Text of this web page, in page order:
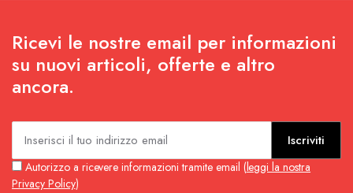
Ricevi le nostre email per informazioni
su nuovi articoli, offerte e altro
ancora.
Iscriviti
Autorizzo a ricevere informazioni tramite email (leggi la nostra
Privacy Policy)